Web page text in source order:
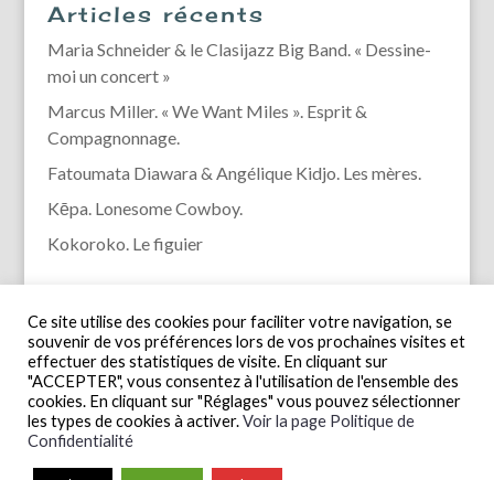
Articles récents
Maria Schneider & le Clasijazz Big Band. « Dessine-
moi un concert »
Marcus Miller. « We Want Miles ». Esprit &
Compagnonnage.
Fatoumata Diawara & Angélique Kidjo. Les mères.
Kēpa. Lonesome Cowboy.
Kokoroko. Le figuier
Ce site utilise des cookies pour faciliter votre navigation, se
souvenir de vos préférences lors de vos prochaines visites et
effectuer des statistiques de visite. En cliquant sur
"ACCEPTER", vous consentez à l'utilisation de l'ensemble des
cookies. En cliquant sur "Réglages" vous pouvez sélectionner
les types de cookies à activer.Voir la page Politique de
Confidentialité